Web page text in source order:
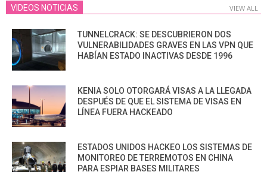
VIDEOS NOTICIAS VIEW ALL
TUNNELCRACK: SE DESCUBRIERON DOS
VULNERABILIDADES GRAVES EN LAS VPN QUE
HABÍAN ESTADO INACTIVAS DESDE 1996
KENIA SOLO OTORGARÁ VISAS A LA LLEGADA
DESPUÉS DE QUE EL SISTEMA DE VISAS EN
LÍNEA FUERA HACKEADO
ESTADOS UNIDOS HACKEO LOS SISTEMAS DE
MONITOREO DE TERREMOTOS EN CHINA
PARA ESPIAR BASES MILITARES